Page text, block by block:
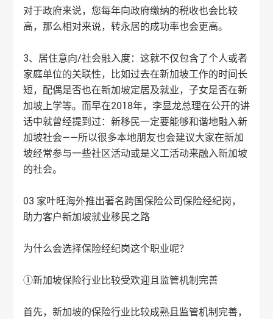
对于政府来说，您每年向政府缴纳的税收也会比较
高，那么相对来说，转永居的成功率也会更高。
3、居住意向/社会融入度：这就不仅包含了个人或者
家庭单位的关联性，比如过去在新加坡工作的时间长
短，配偶是否也在新加坡定居及就业，子女是否在新
加坡上学等。而早在2018年，李显龙总理在公开的讲
话中就曾经提到过：新移民一定要能够和谐地融入新
加坡社会——所以很多本地朋友也会建议大家在新加
坡经常参与一些社区活动或是义工活动来融入新加坡
的社会。
03 家叶旺海外推出著名跨国保险公司保险经纪岗，
助力客户新加坡就业移民之路
为什么会选择保险经纪岗这个职业呢？
①新加坡保险行业比较受欢迎且监管机制完善
首先，新加坡的保险行业比较成熟且监管机制完善，